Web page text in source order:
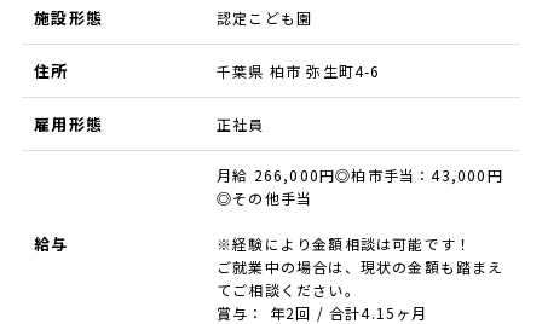
施設形態 認定こども園
住所 千葉県 柏市 弥生町4-6
雇用形態 正社員
給与
月給 266,000円◎柏市手当：43,000円
◎その他手当
※経験により金額相談は可能です！
ご就業中の場合は、現状の金額も踏まえ
てご相談ください。
賞与： 年2回 / 合計4.15ヶ月